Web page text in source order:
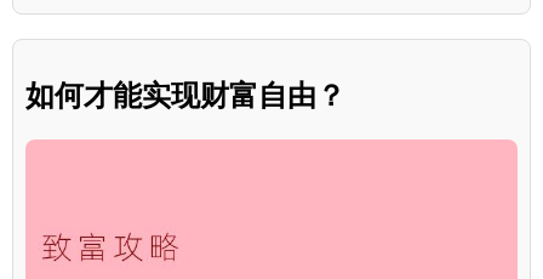
如何才能实现财富自由？